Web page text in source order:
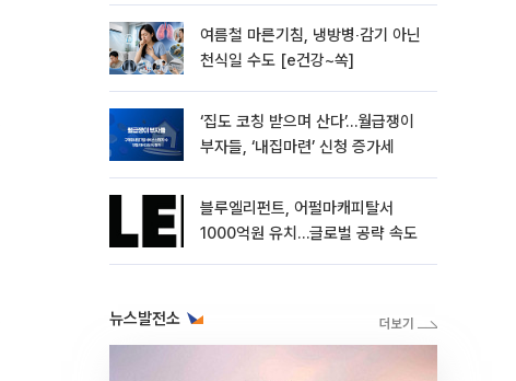
여름철 마른기침, 냉방병‧감기 아닌
천식일 수도 [e건강~쏙]
‘집도 코칭 받으며 산다’…월급쟁이
부자들, ‘내집마련’ 신청 증가세
블루엘리펀트, 어펄마캐피탈서
1000억원 유치…글로벌 공략 속도
뉴스발전소